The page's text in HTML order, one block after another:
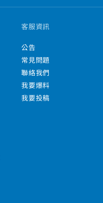
客服資訊
公告
常見問題
聯絡我們
我要爆料
我要投稿